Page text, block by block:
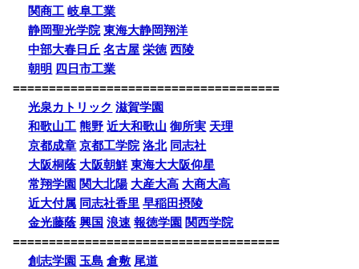
関商工 岐阜工業
静岡聖光学院 東海大静岡翔洋
中部大春日丘 名古屋 栄徳 西陵
朝明 四日市工業
=====================================
光泉カトリック 滋賀学園
和歌山工 熊野 近大和歌山 御所実 天理
京都成章 京都工学院 洛北 同志社
大阪桐蔭 大阪朝鮮 東海大大阪仰星
常翔学園 関大北陽 大産大高 大商大高
近大付属 同志社香里 早稲田摂陵
金光藤蔭 興国 浪速 報徳学園 関西学院
=====================================
創志学園 玉島 倉敷 尾道